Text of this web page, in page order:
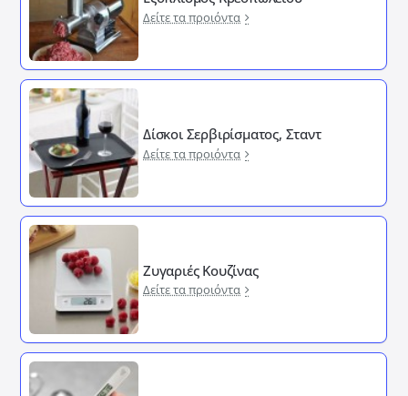
Δείτε τα προιόντα
Δίσκοι Σερβιρίσματος, Σταντ
Δείτε τα προιόντα
Ζυγαριές Κουζίνας
Δείτε τα προιόντα